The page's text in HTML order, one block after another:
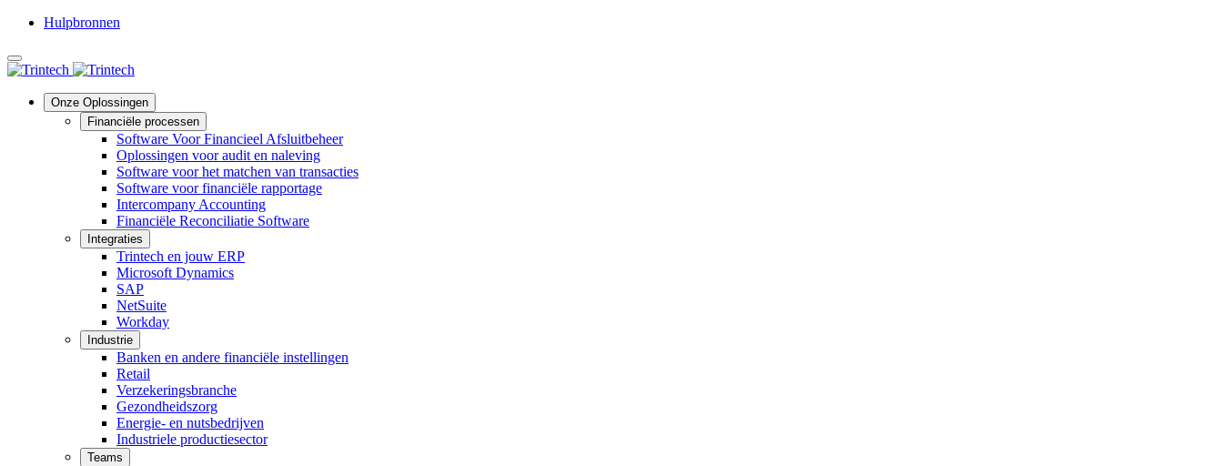
Hulpbronnen
Taal
Onze Oplossingen
Financiële processen
Software Voor Financieel Afsluitbeheer
Oplossingen voor audit en naleving
Software voor het matchen van transacties
Software voor financiële rapportage
Intercompany Accounting
Financiële Reconciliatie Software
Integraties
Trintech en jouw ERP
Microsoft Dynamics
SAP
NetSuite
Workday
Industrie
Banken en andere financiële instellingen
Retail
Verzekeringsbranche
Gezondheidszorg
Energie- en nutsbedrijven
Industriele productiesector
Teams